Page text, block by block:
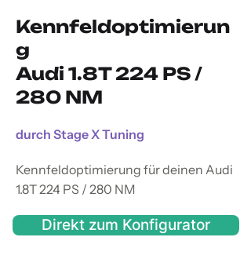
Kennfeldoptimierun
g
Audi 1.8T 224 PS /
280 NM
durch Stage X Tuning
Kennfeldoptimierung für deinen Audi
1.8T 224 PS / 280 NM
Direkt zum Konfigurator